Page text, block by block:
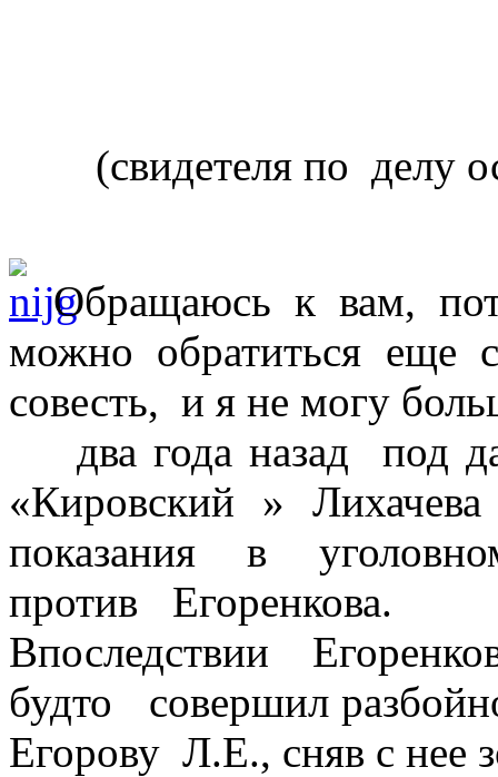
(свидетеля по делу
Обращаюсь к вам,
можно обратиться
совесть, и я не могу
два года назад под
«Кировский »
показания в
против
Впоследствии
будто совершил
Егорову Л.Е., сняв с нее